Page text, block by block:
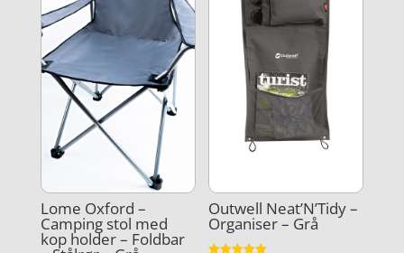
Lome Oxford –
Camping stol med
kop holder – Foldbar
Outwell Neat’N’Tidy –
Organiser – Grå